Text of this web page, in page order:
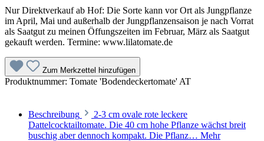
Nur Direktverkauf ab Hof: Die Sorte kann vor Ort als Jungpflanze
im April, Mai und außerhalb der Jungpflanzensaison je nach Vorrat
als Saatgut zu meinen Öffungszeiten im Februar, März als Saatgut
gekauft werden. Termine: www.lilatomate.de
Zum Merkzettel hinzufügen
Produktnummer: Tomate 'Bodendeckertomate' AT
Beschreibung
2-3 cm ovale rote leckere
Dattelcocktailtomate. Die 40 cm hohe Pflanze wächst breit
buschig aber dennoch kompakt. Die Pflanz… Mehr